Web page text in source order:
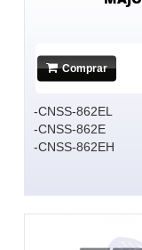
Comprar
-CNSS-862EL
-CNSS-862E
-CNSS-862EH